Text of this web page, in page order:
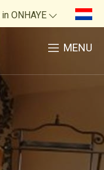
in ONHAYE
MENU